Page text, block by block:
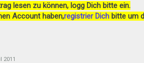
lesen zu können, logg Dich bitte ein.
Account haben,registrier Dich bitte um
2011